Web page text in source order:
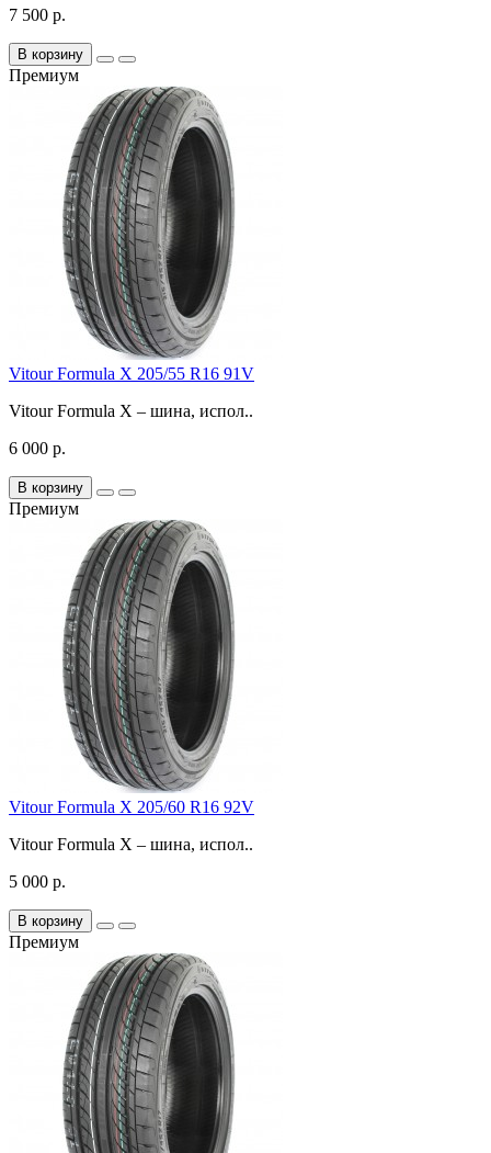
7 500 р.
В корзину
Премиум
Vitour Formula X 205/55 R16 91V
Vitour Formula X – шина, испол..
6 000 р.
В корзину
Премиум
Vitour Formula X 205/60 R16 92V
Vitour Formula X – шина, испол..
5 000 р.
В корзину
Премиум